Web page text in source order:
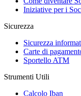
Iniziative per i
Sicurezza
Sicurezza
Carte di
Sportello ATM
Strumenti Utili
Calcolo Iban